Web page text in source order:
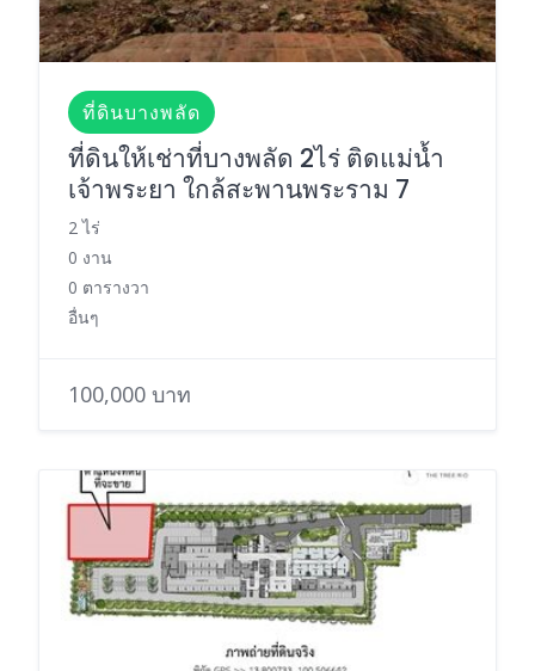
ที่ดินบางพลัด
ที่ดินให้เช่าที่บางพลัด 2ไร่ ติดแม่น้ำ
เจ้าพระยา ใกล้สะพานพระราม 7
2 ไร่
0 งาน
0 ตารางวา
อื่นๆ
100,000 บาท